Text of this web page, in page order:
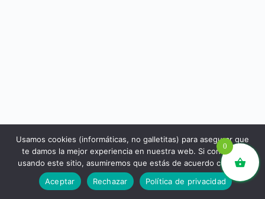
libros.eco © - Desde Barcelona para el mundo 💚 |
Devoluciones y reembolsos|Política de Privacidad
0
Usamos cookies (informáticas, no galletitas) para asegurar que
te damos la mejor experiencia en nuestra web. Si continúas
usando este sitio, asumiremos que estás de acuerdo con ello.
Aceptar
Rechazar Política de privacidad